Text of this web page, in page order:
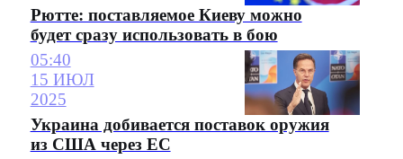
Рютте: поставляемое Киеву можно
будет сразу использовать в бою
05:40
15 ИЮЛ
2025
Украина добивается поставок оружия
из США через ЕС